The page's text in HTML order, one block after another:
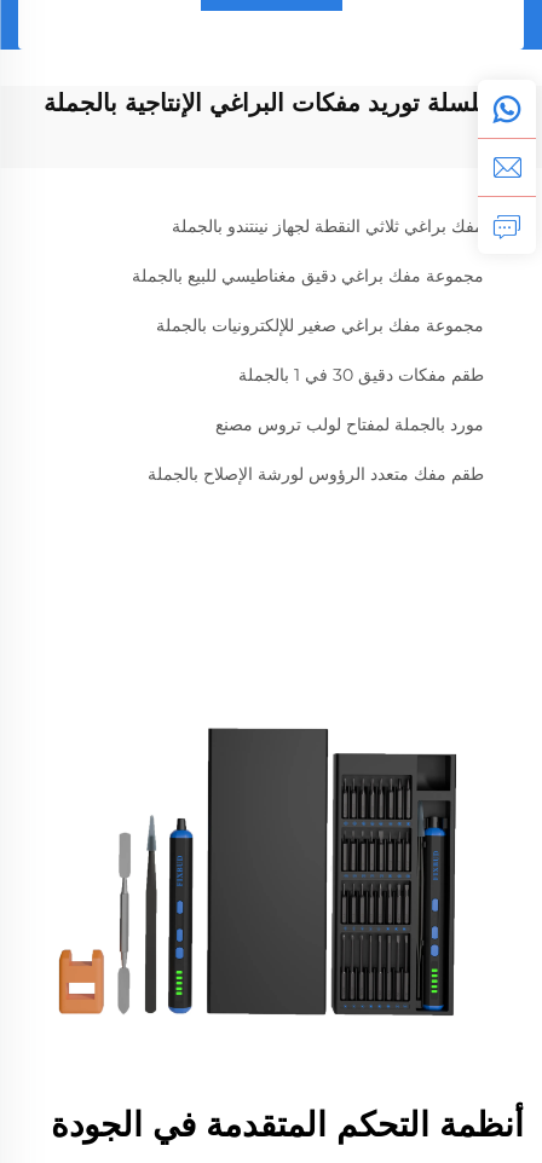
سلسلة توريد مفكات البراغي الإنتاجية بالجملة
مفك براغي ثلاثي النقطة لجهاز نينتندو بالجملة
مجموعة مفك براغي دقيق مغناطيسي للبيع بالجملة
مجموعة مفك براغي صغير للإلكترونيات بالجملة
طقم مفكات دقيق 30 في 1 بالجملة
مورد بالجملة لمفتاح لولب تروس مصنع
طقم مفك متعدد الرؤوس لورشة الإصلاح بالجملة
أنظمة التحكم المتقدمة في الجودة